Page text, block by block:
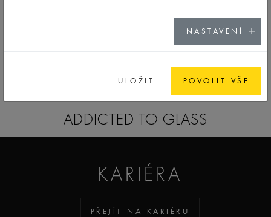
GO TO CATALOG
ADDICTED TO GLASS
KARIÉRA
PŘEJÍT NA KARIÉRU
NASTAVENÍ
ULOŽIT POVOLIT VŠE